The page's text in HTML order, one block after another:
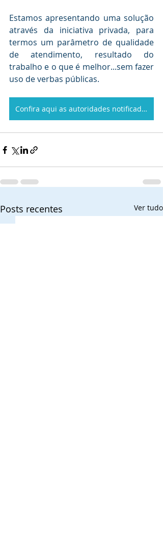
Estamos apresentando uma solução
através da iniciativa privada, para
termos um parâmetro de qualidade
de atendimento, resultado do
trabalho e o que é melhor...sem fazer
uso de verbas públicas.
Confira aqui as autoridades notificadas no seu estado
Posts recentes Ver tudo